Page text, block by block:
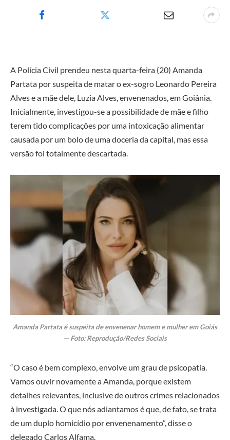
A Polícia Civil prendeu nesta quarta-feira (20) Amanda
Partata por suspeita de matar o ex-sogro Leonardo Pereira
Alves e a mãe dele, Luzia Alves, envenenados, em Goiânia.
Inicialmente, investigou-se a possibilidade de mãe e filho
terem tido complicações por uma intoxicação alimentar
causada por um bolo de uma doceria da capital, mas essa
versão foi totalmente descartada.
Amanda Partata é suspeita de envenenar homem e mulher em Goiás
— Foto: Reprodução/Redes Sociais
“O caso é bem complexo, envolve um grau de psicopatia.
Vamos ouvir novamente a Amanda, porque existem
detalhes relevantes, inclusive de outros crimes relacionados
à investigada. O que nós adiantamos é que, de fato, se trata
de um duplo homicídio por envenenamento”, disse o
delegado Carlos Alfama.